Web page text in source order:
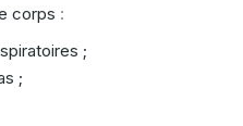
corps :
;
;